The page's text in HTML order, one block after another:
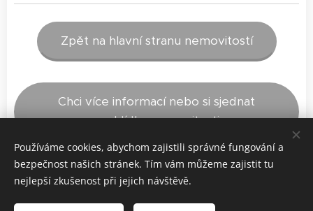
Zpět na hlavní stranu nemovitostí
Chci více informací nebo si sjednat
prohlídku nemovitosti
© 2021 Design by Zdeněk Podlezl
Používáme cookies, abychom zajistili správné fungování a
bezpečnost našich stránek. Tím vám můžeme zajistit tu
nejlepší zkušenost při jejich návštěvě.